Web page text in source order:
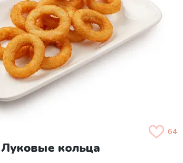
64
Луковые кольца